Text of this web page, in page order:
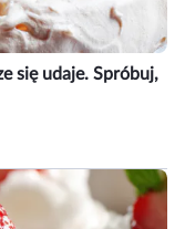
się udaje. Spróbuj,